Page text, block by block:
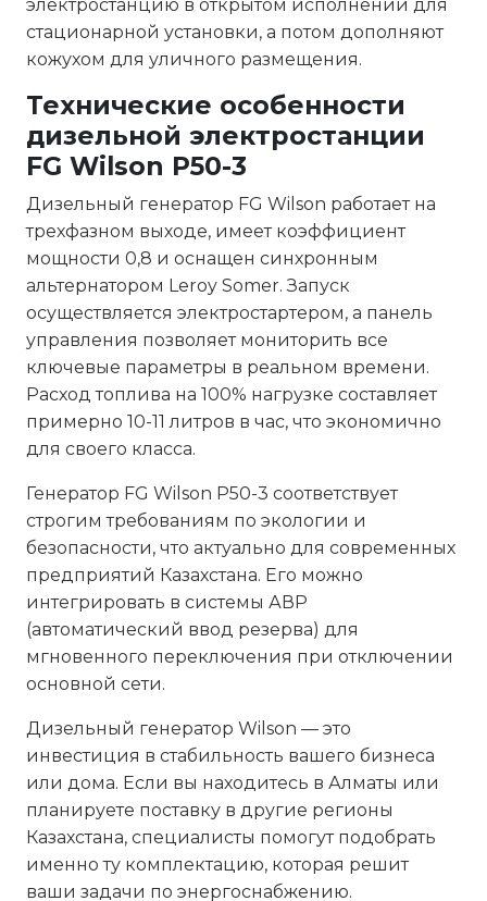
электростанцию в открытом исполнении для
стационарной установки, а потом дополняют
кожухом для уличного размещения.
Технические особенности
дизельной электростанции
FG Wilson P50-3
Дизельный генератор FG Wilson работает на
трехфазном выходе, имеет коэффициент
мощности 0,8 и оснащен синхронным
альтернатором Leroy Somer. Запуск
осуществляется электростартером, а панель
управления позволяет мониторить все
ключевые параметры в реальном времени.
Расход топлива на 100% нагрузке составляет
примерно 10-11 литров в час, что экономично
для своего класса.
Генератор FG Wilson P50-3 соответствует
строгим требованиям по экологии и
безопасности, что актуально для современных
предприятий Казахстана. Его можно
интегрировать в системы АВР
(автоматический ввод резерва) для
мгновенного переключения при отключении
основной сети.
Дизельный генератор Wilson — это
инвестиция в стабильность вашего бизнеса
или дома. Если вы находитесь в Алматы или
планируете поставку в другие регионы
Казахстана, специалисты помогут подобрать
именно ту комплектацию, которая решит
ваши задачи по энергоснабжению.